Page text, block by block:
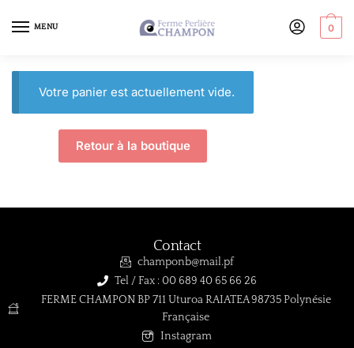
MENU 0
Votre panier est actuellement vide.
Retour à la boutique
Contact
champonb@mail.pf
Tel / Fax : 00 689 40 65 66 26
FERME CHAMPON BP 711 Uturoa RAIATEA 98735 Polynésie
Française
Instagram